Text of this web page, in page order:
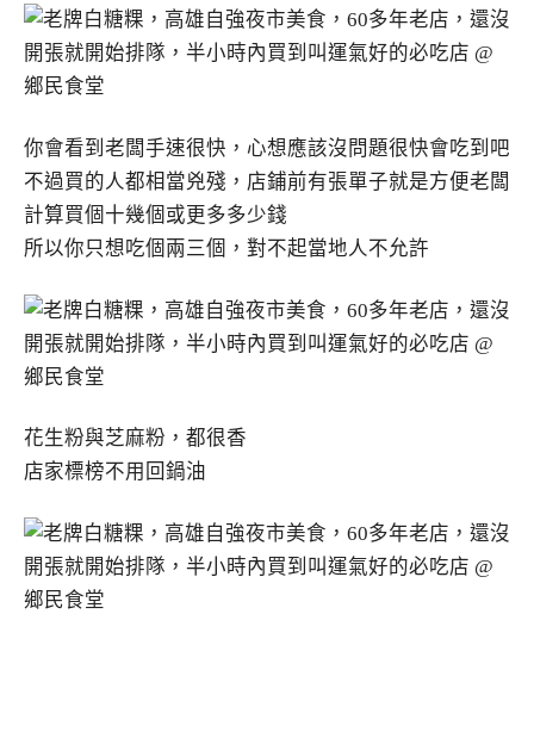
你會看到老闆手速很快，心想應該沒問題很快會吃到吧
不過買的人都相當兇殘，店鋪前有張單子就是方便老闆
計算買個十幾個或更多多少錢
所以你只想吃個兩三個，對不起當地人不允許
花生粉與芝麻粉，都很香
店家標榜不用回鍋油